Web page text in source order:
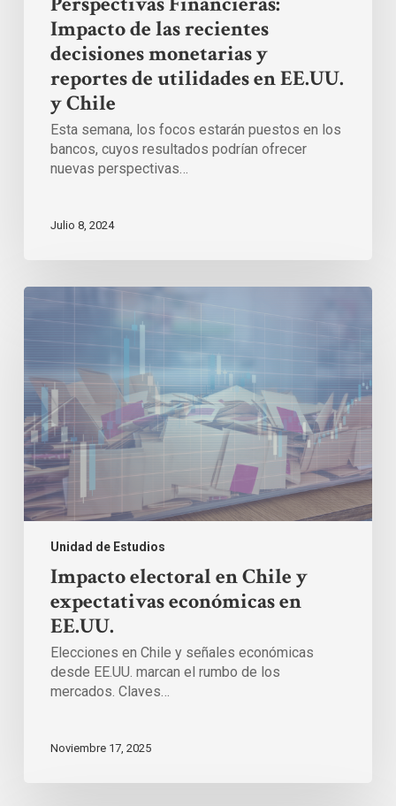
Impacto de las recientes
decisiones monetarias y
reportes de utilidades en EE.UU.
y Chile
Esta semana, los focos estarán puestos en los
bancos, cuyos resultados podrían ofrecer
nuevas perspectivas…
Julio 8, 2024
Unidad de Estudios
Impacto
electoral
en
Chile
y
expectativas
económicas
EE.UU.
Impacto electoral en Chile y
expectativas económicas en
EE.UU.
Elecciones en Chile y señales económicas
desde EE.UU. marcan el rumbo de los
mercados. Claves…
Noviembre 17, 2025